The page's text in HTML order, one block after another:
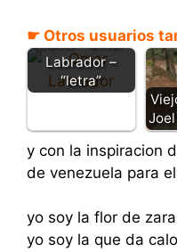
☛ Otros usuarios
como - Omar
Labrador –
“letra”
y con la inspiracion
de venezuela para
yo soy la flor de
yo soy la que da